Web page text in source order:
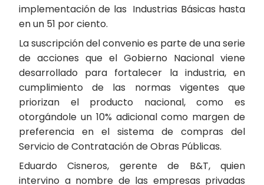
implementación de las Industrias Básicas hasta
en un 51 por ciento.
La suscripción del convenio es parte de una serie
de acciones que el Gobierno Nacional viene
desarrollado para fortalecer la industria, en
cumplimiento de las normas vigentes que
priorizan el producto nacional, como es
otorgándole un 10% adicional como margen de
preferencia en el sistema de compras del
Servicio de Contratación de Obras Públicas.
Eduardo Cisneros, gerente de B&T, quien
intervino a nombre de las empresas privadas